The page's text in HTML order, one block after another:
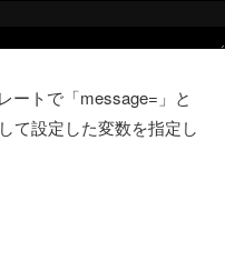
ートで「message=」と
て設定した変数を指定し